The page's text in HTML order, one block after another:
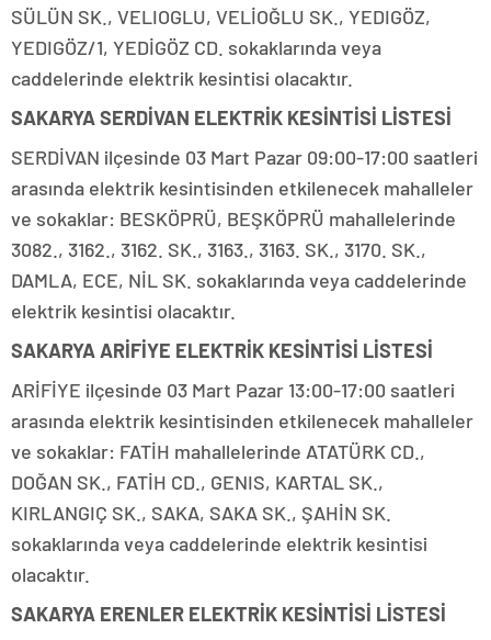
SÜLÜN SK., VELIOGLU, VELİOĞLU SK., YEDIGÖZ,
YEDIGÖZ/1, YEDİGÖZ CD. sokaklarında veya
caddelerinde elektrik kesintisi olacaktır.
SAKARYA SERDİVAN ELEKTRİK KESİNTİSİ LİSTESİ
SERDİVAN ilçesinde 03 Mart Pazar 09:00-17:00 saatleri
arasında elektrik kesintisinden etkilenecek mahalleler
ve sokaklar: BESKÖPRÜ, BEŞKÖPRÜ mahallelerinde
3082., 3162., 3162. SK., 3163., 3163. SK., 3170. SK.,
DAMLA, ECE, NİL SK. sokaklarında veya caddelerinde
elektrik kesintisi olacaktır.
SAKARYA ARİFİYE ELEKTRİK KESİNTİSİ LİSTESİ
ARİFİYE ilçesinde 03 Mart Pazar 13:00-17:00 saatleri
arasında elektrik kesintisinden etkilenecek mahalleler
ve sokaklar: FATİH mahallelerinde ATATÜRK CD.,
DOĞAN SK., FATİH CD., GENIS, KARTAL SK.,
KIRLANGIÇ SK., SAKA, SAKA SK., ŞAHİN SK.
sokaklarında veya caddelerinde elektrik kesintisi
olacaktır.
SAKARYA ERENLER ELEKTRİK KESİNTİSİ LİSTESİ